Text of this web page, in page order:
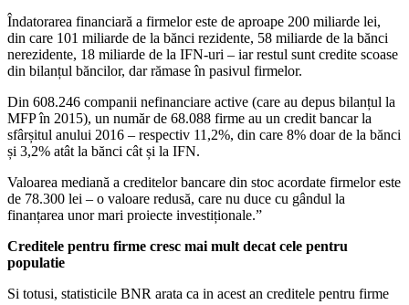
Îndatorarea financiară a firmelor este de aproape 200 miliarde lei,
din care 101 miliarde de la bănci rezidente, 58 miliarde de la bănci
nerezidente, 18 miliarde de la IFN-uri – iar restul sunt credite scoase
din bilanțul băncilor, dar rămase în pasivul firmelor.
Din 608.246 companii nefinanciare active (care au depus bilanțul la
MFP în 2015), un număr de 68.088 firme au un credit bancar la
sfârșitul anului 2016 – respectiv 11,2%, din care 8% doar de la bănci
și 3,2% atât la bănci cât și la IFN.
Valoarea mediană a creditelor bancare din stoc acordate firmelor este
de 78.300 lei – o valoare redusă, care nu duce cu gândul la
finanțarea unor mari proiecte investiționale.”
Creditele pentru firme cresc mai mult decat cele pentru
populatie
Si totusi, statisticile BNR arata ca in acest an creditele pentru firme